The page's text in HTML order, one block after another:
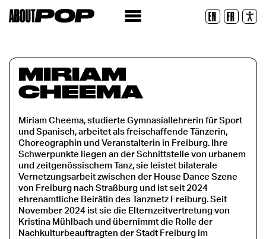
EN FR
Zurücksetzen
MIRIAM
CHEEMA
Miriam Cheema, studierte Gymnasiallehrerin für Sport
und Spanisch, arbeitet als freischaffende Tänzerin,
Choreographin und Veranstalterin in Freiburg. Ihre
Schwerpunkte liegen an der Schnittstelle von urbanem
und zeitgenössischem Tanz, sie leistet bilaterale
Vernetzungsarbeit zwischen der House Dance Szene
von Freiburg nach Straßburg und ist seit 2024
ehrenamtliche Beirätin des Tanznetz Freiburg. Seit
November 2024 ist sie die Elternzeitvertretung von
Kristina Mühlbach und übernimmt die Rolle der
Nachkulturbeauftragten der Stadt Freiburg im